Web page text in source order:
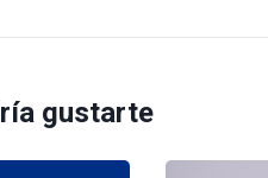
gustarte